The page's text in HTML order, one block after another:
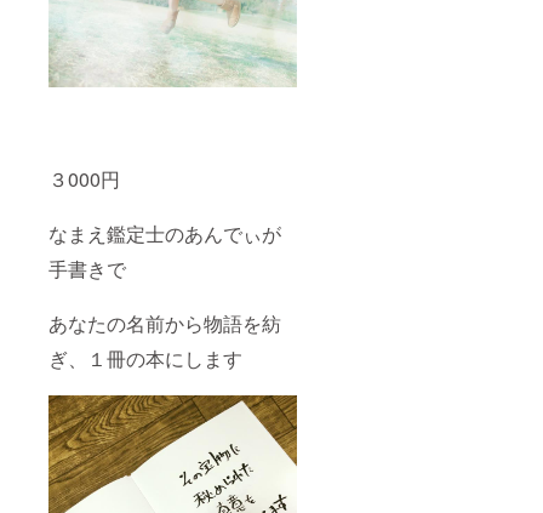
３000円
なまえ鑑定士のあんでぃが
手書きで
あなたの名前から物語を紡
ぎ、１冊の本にします